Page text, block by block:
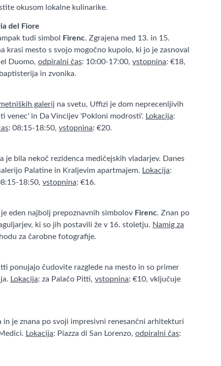
okusom lokalne kulinarike.
del Fiore
tudi simbol
Firenc. Zgrajena med 13. in 15.
krasi mesto s svojo mogočno kupolo, ki jo je zasnoval
Duomo, odpiralni čas: 10:00-17:00, vstopnina: €18,
in zvonika.
galerij na svetu, Uffizi je dom neprecenljivih
venec' in Da Vincijev 'Pokloni modrosti'. Lokacija:
: 08:15-18:50, vstopnina: €20.
je bila nekoč rezidenca medičejskih vladarjev. Danes
Palatine in Kraljevim apartmajem. Lokacija:
18:50, vstopnina: €16.
eden najbolj prepoznavnih simbolov Firenc. Znan po
ki so jih postavili že v 16. stoletju. Namig za
za čarobne fotografije.
ponujajo čudovite razglede na mesto in so primer
Lokacija: za Palačo Pitti, vstopnina: €10, vključuje
in je znana po svoji impresivni renesančni arhitekturi
Lokacija: Piazza di San Lorenzo, odpiralni čas: